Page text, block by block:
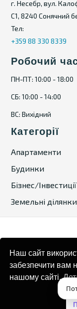
г. Несебр, вул.
С1, 8240 Сонячний
Тел:
+359 88 330 8339
Робочий
ПН-ПТ: 10:00 - 18:00
СБ: 10:00 - 14:00
ВС: Вихідний
Категорії
Апартаменти
Будинки
Бізнес/Інвестиції
Земельні ділянки
© 2024. Bulgaria
Карта сайту
Наш сайт
забезпечити вам
нашому сайті.